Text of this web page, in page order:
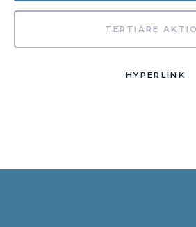
TERTIÄRE
HYPERLINK